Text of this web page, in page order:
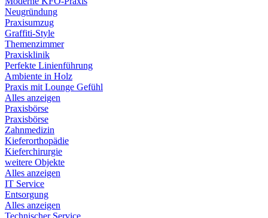
Neugründung
Praxisumzug
Graffiti-Style
Themenzimmer
Praxisklinik
Perfekte Linienführung
Ambiente in Holz
Praxis mit Lounge Gefühl
Alles anzeigen
Praxisbörse
Praxisbörse
Zahnmedizin
Kieferorthopädie
Kieferchirurgie
weitere Objekte
Alles anzeigen
IT Service
Entsorgung
Alles anzeigen
Technischer Service